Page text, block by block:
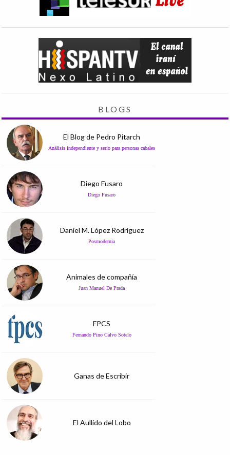
BLOGS
El Blog de Pedro Pitarch
Análisis independiente y serio para personas cabales
Diego Fusaro
Diego Fusaro
Daniel M. López Rodríguez
Posmodernia
Animales de compañía
Juan Manuel De Prada
FPCS
Fernando Pino Calvo Sotelo
Ganas de Escribir
El Aullido del Lobo